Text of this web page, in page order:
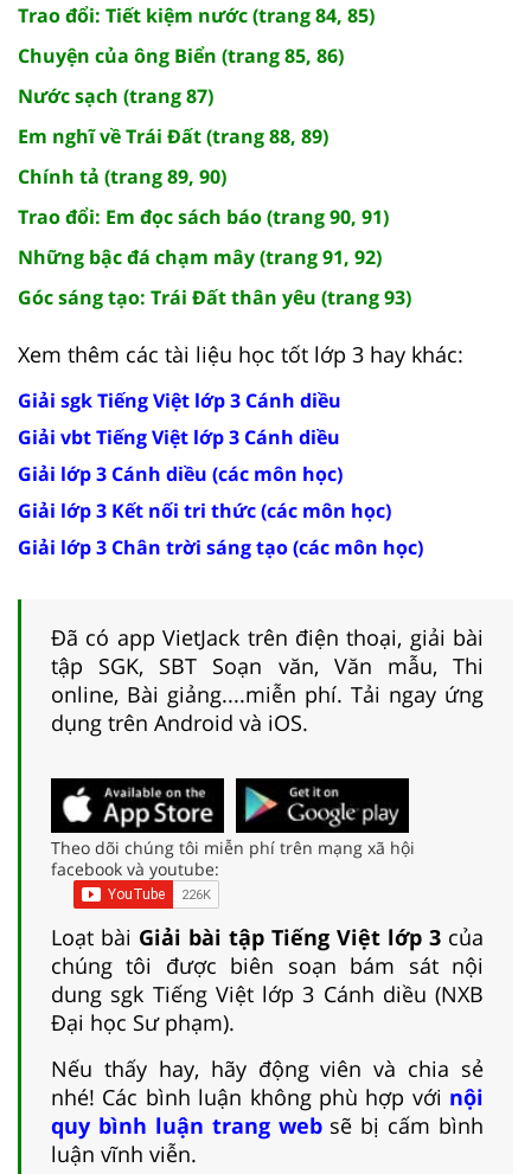
Trao đổi: Tiết kiệm nước (trang 84, 85)
Chuyện của ông Biển (trang 85, 86)
Nước sạch (trang 87)
Em nghĩ về Trái Đất (trang 88, 89)
Chính tả (trang 89, 90)
Trao đổi: Em đọc sách báo (trang 90, 91)
Những bậc đá chạm mây (trang 91, 92)
Góc sáng tạo: Trái Đất thân yêu (trang 93)
Xem thêm các tài liệu học tốt lớp 3 hay khác:
Giải sgk Tiếng Việt lớp 3 Cánh diều
Giải vbt Tiếng Việt lớp 3 Cánh diều
Giải lớp 3 Cánh diều (các môn học)
Giải lớp 3 Kết nối tri thức (các môn học)
Giải lớp 3 Chân trời sáng tạo (các môn học)
Đã có app VietJack trên điện thoại, giải bài
tập SGK, SBT Soạn văn, Văn mẫu, Thi
online, Bài giảng....miễn phí. Tải ngay ứng
dụng trên Android và iOS.
Theo dõi chúng tôi miễn phí trên mạng xã hội
facebook và youtube:
Loạt bài Giải bài tập Tiếng Việt lớp 3 của
chúng tôi được biên soạn bám sát nội
dung sgk Tiếng Việt lớp 3 Cánh diều (NXB
Đại học Sư phạm).
Nếu thấy hay, hãy động viên và chia sẻ
nhé! Các bình luận không phù hợp với nội
quy bình luận trang websẽ bị cấm bình
luận vĩnh viễn.